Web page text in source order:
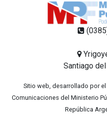
Santiago
Sitio web, desarrollado por
Comunicaciones del Ministerio
República